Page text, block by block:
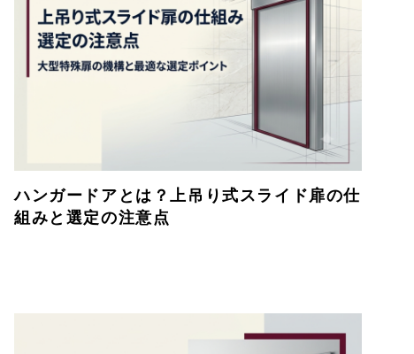
ハンガードアとは？上吊り式スライド扉の仕
組みと選定の注意点